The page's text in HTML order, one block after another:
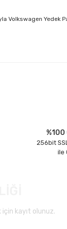
Volkswagen Yedek
%100
256bit
ile
kayıt olunuz.